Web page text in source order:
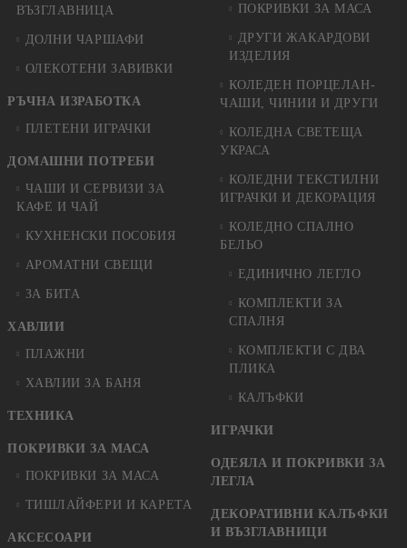
ВЪЗГЛАВНИЦА
ДОЛНИ ЧАРШАФИ
ОЛЕКОТЕНИ ЗАВИВКИ
РЪЧНА ИЗРАБОТКА
ПЛЕТЕНИ ИГРАЧКИ
ДОМАШНИ ПОТРЕБИ
ЧАШИ И СЕРВИЗИ ЗА
КАФЕ И ЧАЙ
КУХНЕНСКИ ПОСОБИЯ
АРОМАТНИ СВЕЩИ
ЗА БИТА
ХАВЛИИ
ПЛАЖНИ
ХАВЛИИ ЗА БАНЯ
ТЕХНИКА
ПОКРИВКИ ЗА МАСА
ПОКРИВКИ ЗА МАСА
ТИШЛАЙФЕРИ И КАРЕТА
АКСЕСОАРИ
ПОКРИВКИ ЗА МАСА
ДРУГИ ЖАКАРДОВИ
ИЗДЕЛИЯ
КОЛЕДЕН ПОРЦЕЛАН-
ЧАШИ, ЧИНИИ И ДРУГИ
КОЛЕДНА СВЕТЕЩА
УКРАСА
КОЛЕДНИ ТЕКСТИЛНИ
ИГРАЧКИ И ДЕКОРАЦИЯ
КОЛЕДНO СПАЛНO
БЕЛЬО
ЕДИНИЧНО ЛЕГЛО
КОМПЛЕКТИ ЗА
СПАЛНЯ
КОМПЛЕКТИ С ДВА
ПЛИКА
КАЛЪФКИ
ИГРАЧКИ
ОДЕЯЛА И ПОКРИВКИ ЗА
ЛЕГЛА
ДЕКОРАТИВНИ КАЛЪФКИ
И ВЪЗГЛАВНИЦИ